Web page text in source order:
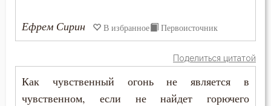
Работа
Рабы Божии
Ефрем Сирин В избранное Первоисточник
Поделиться цитатой
Как чувственный огонь не является в
чувственном, если не найдет горючего